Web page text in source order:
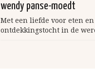
wendy panse-moedt
Met een liefde voor eten
ontdekkingstocht in de